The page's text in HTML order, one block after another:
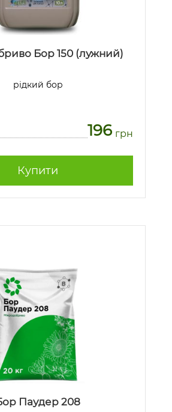
Бор 150 (лужний)
рідкий бор
196 грн
Купити
Паудер 208